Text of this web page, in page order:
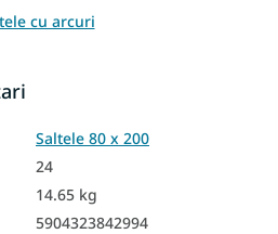
cu arcuri
capacitatea de incarcare
Saltele înalte
Aloe Vera
din spumă PUR
Saltele 80 x 200
24
14.65 kg
5904323842994